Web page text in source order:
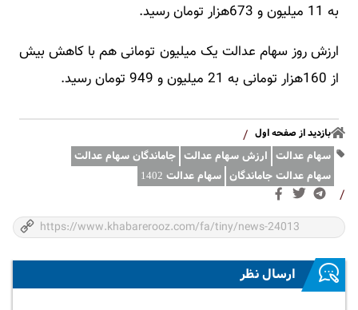
به 11 میلیون و 673هزار تومان رسید.
ارزش روز سهام عدالت یک میلیون تومانی هم با کاهش بیش
از 160هزار تومانی به 21 میلیون و 949 تومان رسید.
بازدید از صفحه اول /
سهام عدالت ارزش سهام عدالت جاماندگان سهام عدالت
سهام عدالت جاماندگان سهام عدالت 1402
/
ارسال نظر